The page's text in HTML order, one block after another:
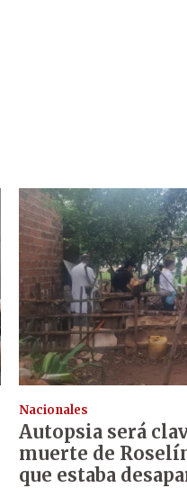
Nacionales
Autopsia será
muerte de
que estaba